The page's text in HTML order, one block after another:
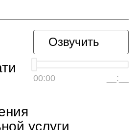
Озвучить
00:00 __:__
услуги